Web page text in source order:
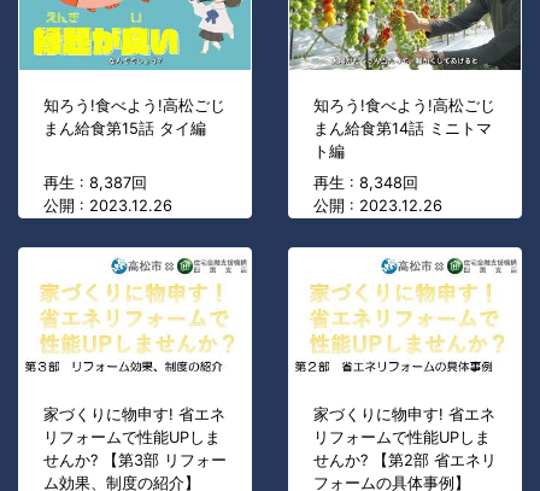
知ろう!食べよう!高松ごじ
まん給食第15話 タイ編
再生 : 8,387回
公開 : 2023.12.26
知ろう!食べよう!高松ごじ
まん給食第14話 ミニトマ
ト編
再生 : 8,348回
公開 : 2023.12.26
家づくりに物申す! 省エネ
リフォームで性能UPしま
せんか? 【第3部 リフォー
ム効果、制度の紹介】
家づくりに物申す! 省エネ
リフォームで性能UPしま
せんか? 【第2部 省エネリ
フォームの具体事例】